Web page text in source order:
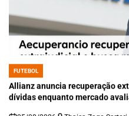
POSTED
IN
FUTEBOL
Allianz anuncia recuperação
dívidas enquanto mercado